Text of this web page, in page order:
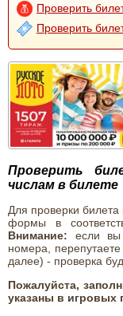
Проверить
Проверить
Проверить
числам в билете
Для проверки
формы в
Внимание: если вы
номера,
далее) - проверка
Пожалуйста,
указаны в игровых